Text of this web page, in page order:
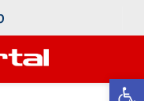
פתח סרגל נגישות